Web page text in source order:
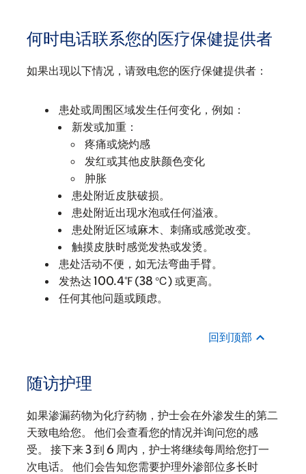
何时电话联系您的医疗保健提供者
如果出现以下情况，请致电您的医疗保健提供者：
患处或周围区域发生任何变化，例如：
新发或加重：
疼痛或烧灼感
发红或其他皮肤颜色变化
肿胀
患处附近皮肤破损。
患处附近出现水泡或任何溢液。
患处附近区域麻木、刺痛或感觉改变。
触摸皮肤时感觉发热或发烫。
患处活动不便，如无法弯曲手臂。
发热达 100.4℉ (38 ℃) 或更高。
任何其他问题或顾虑。
回到顶部
随访护理
如果渗漏药物为化疗药物，护士会在外渗发生的第二
天致电给您。 他们会查看您的情况并询问您的感
受。 接下来 3 到 6 周内，护士将继续每周给您打一
次电话。 他们会告知您需要护理外渗部位多长时